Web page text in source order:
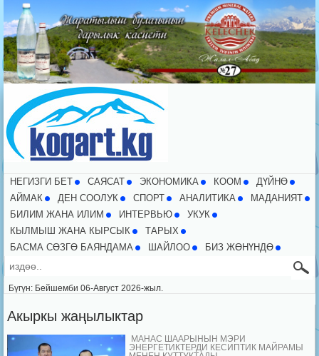
НЕГИЗГИ БЕТ CАЯСАТ ЭКОНОМИКА КООМ
ДҮЙНӨ
АЙМАК
ДЕН СООЛУК СПОРТ АНАЛИТИКА
МАДАНИЯТ
БИЛИМ ЖАНА ИЛИМ
ИНТЕРВЬЮ
УКУК
КЫЛМЫШ ЖАНА КЫРСЫК
ТАРЫХ
БАСМА СӨЗГӨ БАЯНДАМА
ШАЙЛОО БИЗ ЖӨНҮНДӨ
Бүгүн: Бейшемби 06-Август 2026-жыл.
Акыркы жаңылыктар
МАНАС ШААРЫНЫН МЭРИ
ЭНЕРГЕТИКТЕРДИ КЕСИПТИК МАЙРАМЫ